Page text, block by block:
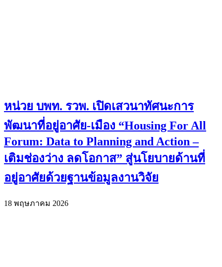
หน่วย บพท. รวพ. เปิดเสวนาทัศนะการ
พัฒนาที่อยู่อาศัย-เมือง “Housing For All
Forum: Data to Planning and Action –
เติมช่องว่าง ลดโอกาส” สู่นโยบายด้านที่
อยู่อาศัยด้วยฐานข้อมูลงานวิจัย
18 พฤษภาคม 2026